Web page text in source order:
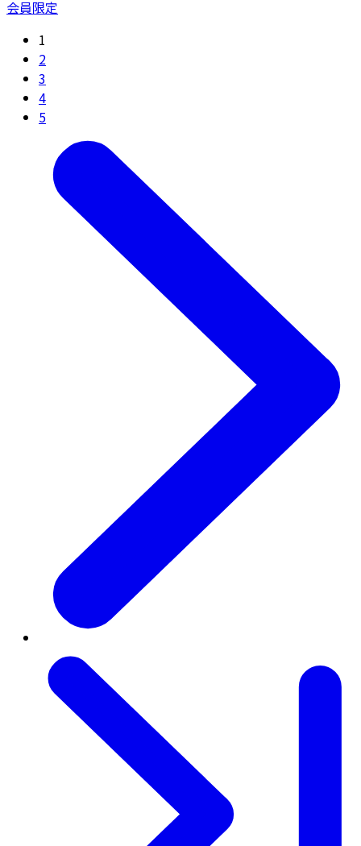
会員限定
1
2
3
4
5